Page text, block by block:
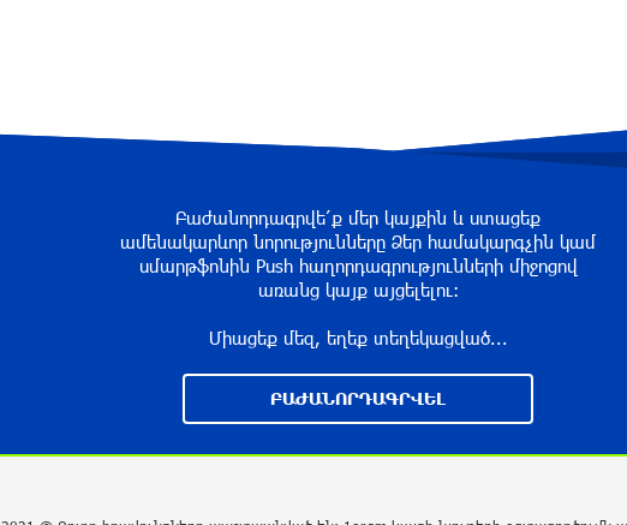
Բաժանորդագրվե՛ք մեր կայքին և ստացեք
ամենակարևոր նորությունները Ձեր համակարգչին կամ
սմարթֆոնին Push հաղորդագրությունների միջոցով
առանց կայք այցելելու։
Միացեք մեզ, եղեք տեղեկացված...
ԲԱԺԱՆՈՐԴԱԳՐՎԵԼ